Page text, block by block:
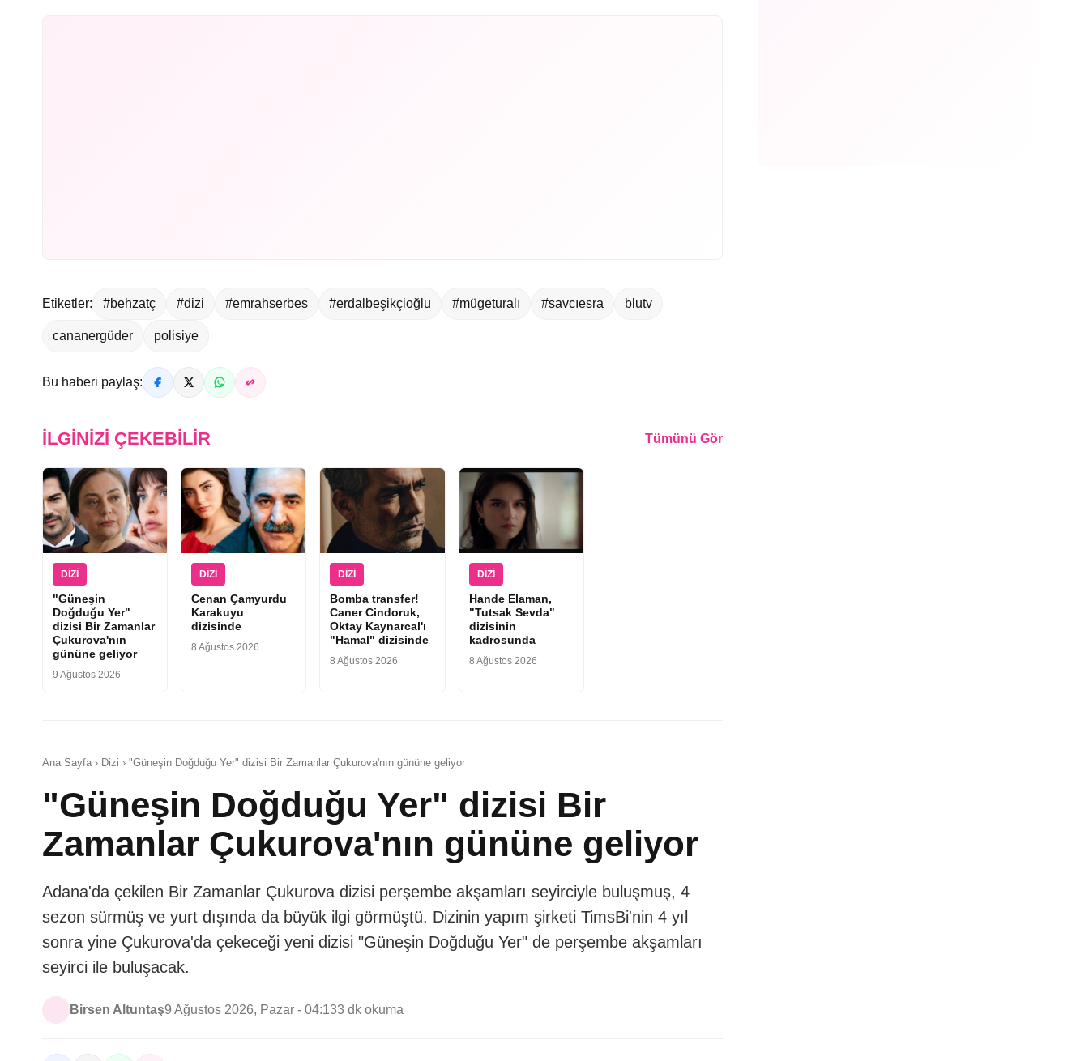
Etiketler: #behzatç #dizi #emrahserbes #erdalbeşikçioğlu #mügeturalı #savcıesra blutv
cananergüder polisiye
Bu haberi paylaş:
İLGINIZI ÇEKEBILIR Tümünü Gör
DIZI
"Güneşin
Doğduğu Yer"
dizisi Bir Zamanlar
Çukurova'nın
gününe geliyor
9 Ağustos 2026
DIZI
Cenan Çamyurdu
Karakuyu
dizisinde
8 Ağustos 2026
DIZI
Bomba transfer!
Caner Cindoruk,
Oktay Kaynarcal'ı
"Hamal" dizisinde
8 Ağustos 2026
DIZI
Hande Elaman,
"Tutsak Sevda"
dizisinin
kadrosunda
8 Ağustos 2026
Ana Sayfa › Dizi › "Güneşin Doğduğu Yer" dizisi Bir Zamanlar Çukurova'nın gününe geliyor
"Güneşin Doğduğu Yer" dizisi Bir
Zamanlar Çukurova'nın gününe geliyor
Adana'da çekilen Bir Zamanlar Çukurova dizisi perşembe akşamları seyirciyle buluşmuş, 4
sezon sürmüş ve yurt dışında da büyük ilgi görmüştü. Dizinin yapım şirketi TimsBi'nin 4 yıl
sonra yine Çukurova'da çekeceği yeni dizisi "Güneşin Doğduğu Yer" de perşembe akşamları
seyirci ile buluşacak.
Birsen Altuntaş9 Ağustos 2026, Pazar - 04:133 dk okuma